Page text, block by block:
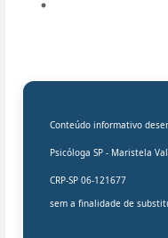
Conteúdo informativo
Psicóloga SP - Maristela
CRP-SP 06-121677
sem a finalidade de